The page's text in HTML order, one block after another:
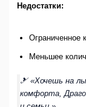
Недостатки:
Ограниченное
Меньшее
🎿 «Хочешь на
комфорта,